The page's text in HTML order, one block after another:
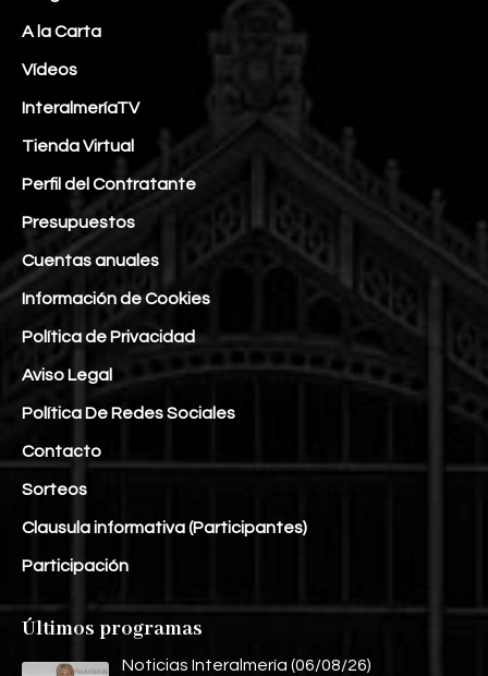
A la Carta
Vídeos
InteralmeríaTV
Tienda Virtual
Perfil del Contratante
Presupuestos
Cuentas anuales
Información de Cookies
Política de Privacidad
Aviso Legal
Política De Redes Sociales
Contacto
Sorteos
Clausula informativa (Participantes)
Participación
Últimos programas
Noticias Interalmería (06/08/26)